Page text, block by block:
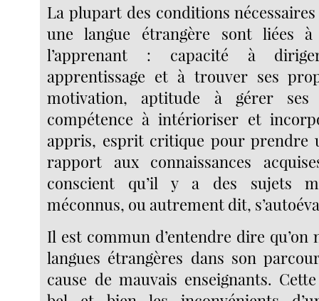
La plupart des conditions
une langue étrangère sont liées à
l’apprenant : capacité à
apprentissage et à trouver ses
motivation, aptitude à gérer ses
compétence à intérioriser et
appris, esprit critique pour prendre
rapport aux connaissances
conscient qu’il y a des sujets
méconnus, ou autrement dit,
Il est commun d’entendre dire qu’on
langues étrangères dans son
cause de mauvais enseignants.